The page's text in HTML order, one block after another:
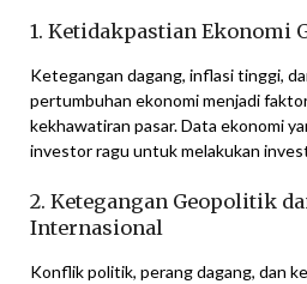
1. Ketidakpastian Ekonomi
Ketegangan dagang, inflasi tinggi,
pertumbuhan ekonomi menjadi
kekhawatiran pasar. Data ekonomi
investor ragu untuk melakukan
2. Ketegangan Geopolitik
Internasional
Konflik politik, perang dagang, dan